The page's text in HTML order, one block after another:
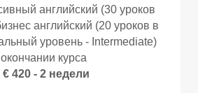
английский (30 уроков
английский (20 уроков в
уровень - Intermediate)
курса
420 - 2 недели